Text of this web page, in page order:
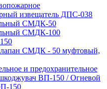
извещатель ДПС-038
СМДК-50
СМДК-100
СМДК - 50 муфтовый,
и предохранительное
ВП-150 / Огневой
150